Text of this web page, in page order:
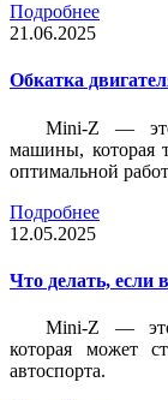
Подробнее
21.06.2025
Обкатка
Mini-Z — это
машины, которая
оптимальной
Подробнее
12.05.2025
Что делать, если
Mini-Z — это
которая может
автоспорта.